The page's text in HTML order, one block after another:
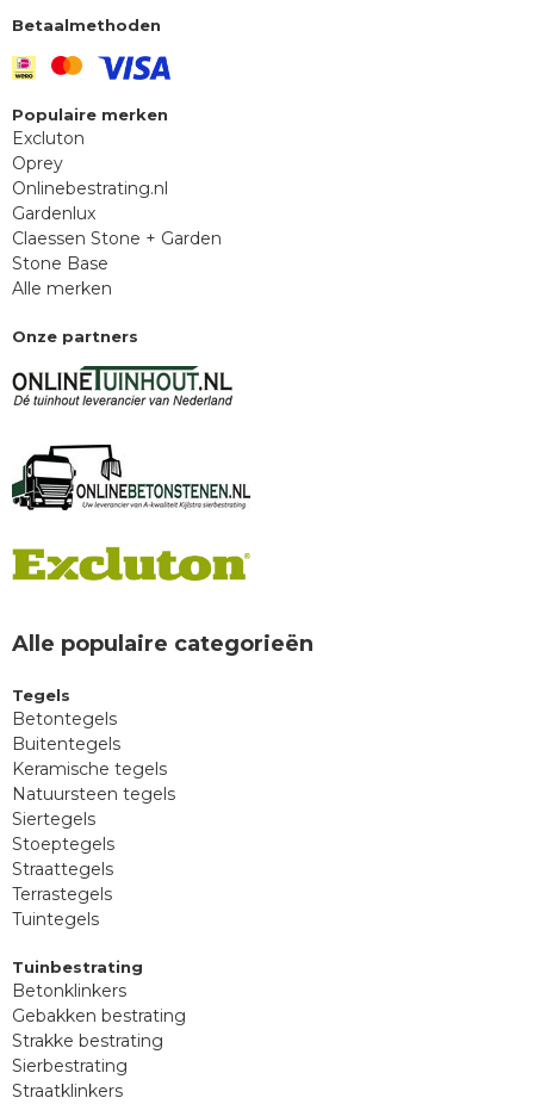
Betaalmethoden
Populaire merken
Excluton
Oprey
Onlinebestrating.nl
Gardenlux
Claessen Stone + Garden
Stone Base
Alle merken
Onze partners
Alle populaire categorieën
Tegels
Betontegels
Buitentegels
Keramische tegels
Natuursteen tegels
Siertegels
Stoeptegels
Straattegels
Terrastegels
Tuintegels
Tuinbestrating
Betonklinkers
Gebakken bestrating
Strakke bestrating
Sierbestrating
Straatklinkers